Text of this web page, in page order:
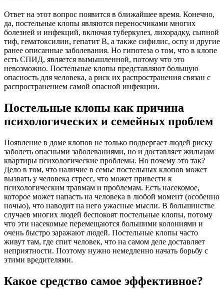
Ответ на этот вопрос появится в ближайшее время. Конечно,
да, постельные клопы являются переносчиками многих
болезней и инфекций, включая туберкулез, лихорадку, сыпной
тиф, гематоксилин, гепатит В, а также сифилис, оспу и другие
ранее описанные заболевания. Но гипотеза о том, что в клопе
есть СПИД, является вымышленной, потому что это
невозможно. Постельные клопы представляют большую
опасность для человека, а риск их распространения связан с
распространением самой опасной инфекции.
Постельные клопы как причина
психологических и семейных проблем
Появление в доме клопов не только подвергает людей риску
заболеть опасными заболеваниями, но и доставляет жильцам
квартиры психологические проблемы. Но почему это так?
Дело в том, что наличие в семье постельных клопов может
вызвать у человека стресс, что может привести к
психологическим травмам и проблемам. Есть насекомое,
которое может напасть на человека в любой момент (особенно
ночью), что наводит на него ужасные мысли. В большинстве
случаев многих людей беспокоят постельные клопы, потому
что эти насекомые перемещаются большими колониями и
очень быстро заражают людей. Постельные клопы часто
живут там, где спит человек, что на самом деле доставляет
неприятности. Поэтому нужно немедленно начать борьбу с
этими вредителями.
Какое средство самое эффективное?